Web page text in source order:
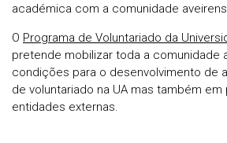
académica com a comunidade
O Programa de Voluntariado da
pretende mobilizar toda a comunidade
condições para o desenvolvimento de
de voluntariado na UA mas também
entidades externas.